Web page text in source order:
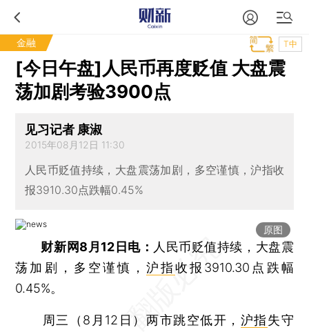
金融 T中
[今日午盘]人民币再度贬值 大盘震
荡加剧考验3900点
见习记者 康淑
2015年08月12日 11:30
人民币贬值持续，大盘震荡加剧，多空谨慎，沪指收
报3910.30点跌幅0.45%
原图
财新网8月12日电： 人民币贬值持续，大盘震
荡加剧，多空谨慎，沪指收报3910.30点跌幅
0.45%。
周三（8月12日）两市跳空低开， 沪指失守